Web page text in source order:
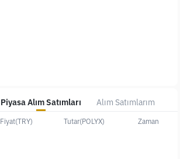
Piyasa Alım Satımları Alım Satımlarım
Fiyat(TRY) Tutar(POLYX) Zaman